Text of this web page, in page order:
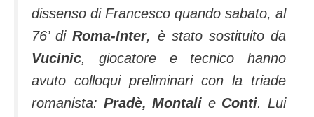
dissenso di Francesco quando sabato, al
76’ diRoma-Inter, è stato sostituito da
Vucinic, giocatore e tecnico hanno
avuto colloqui preliminari con la triade
romanista: Pradè, Montali e Conti. Lui